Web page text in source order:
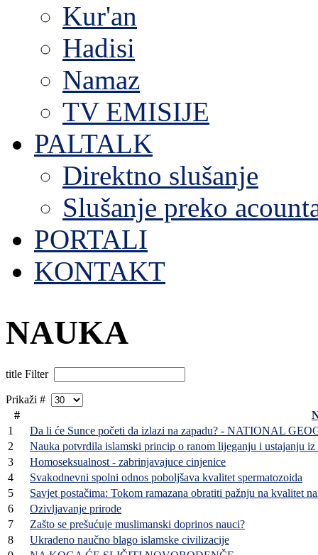
Kur'an
Hadisi
Namaz
TV EMISIJE
PALTALK
Direktno slušanje
Slušanje preko
PORTALI
KONTAKT
NAUKA
title Filter
Prikaži #
#
1
Da li će Sunce početi da izlazi na zapadu? - NATIONAL
2
Nauka potvrdila islamski princip o ranom lijeganju i ustajanju iz
3
Homoseksualnost - zabrinjavajuce cinjenice
4
Svakodnevni spolni odnos poboljšava kvalitet spermatozoida
5
Savjet postačima: Tokom ramazana obratiti pažnju na kvalitet
6
Ozivljavanje prirode
7
Zašto se prešućuje muslimanski doprinos nauci?
8
Ukradeno naučno blago islamske civilizacije